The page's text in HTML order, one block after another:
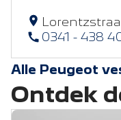
0341 - 438
Alle Peugeot
Ontdek